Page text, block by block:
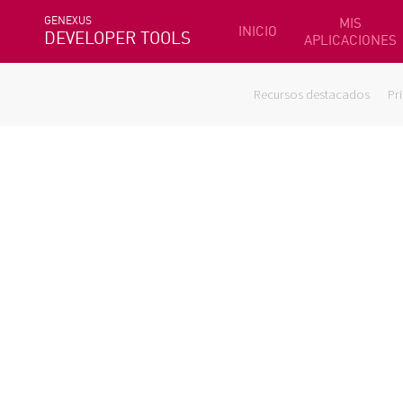
GENEXUS
DEVELOPER TOOLS INICIO
MIS
APLICACIONES
Recursos destacados